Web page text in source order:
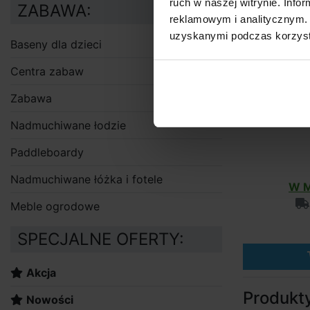
ruch w naszej witrynie.
reklamowym i
uzyskanymi podczas
W
ZABAWA:
Baseny dla dzieci
Centra zabaw
Zabawa
Nadmuchiwane łodzie
Paddleboardy
Nadmuchiwane łóżka i fotele
Meble ogrodowe
SPECJALNE OFERTY:
Akcja
Nowości